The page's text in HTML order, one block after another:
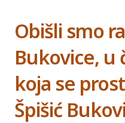
Obišli smo
Bukovice,
koja se
Špišić